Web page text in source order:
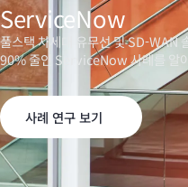
ServiceNow
풀스택 차세대 유무선 및SD-WAN
90% 줄인 ServiceNow 사례를 알
사례 연구 보기